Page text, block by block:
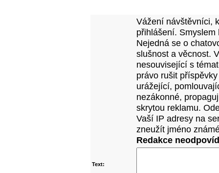
Vážení návštěvníci,
přihlášení.
Nejedná se o
slušnost a věcnost.
nesouvisející s
právo rušit
urážející,
nezákonné,
skrytou reklamu.
Vaší IP adresy na
zneužít jméno
Redakce
Text: